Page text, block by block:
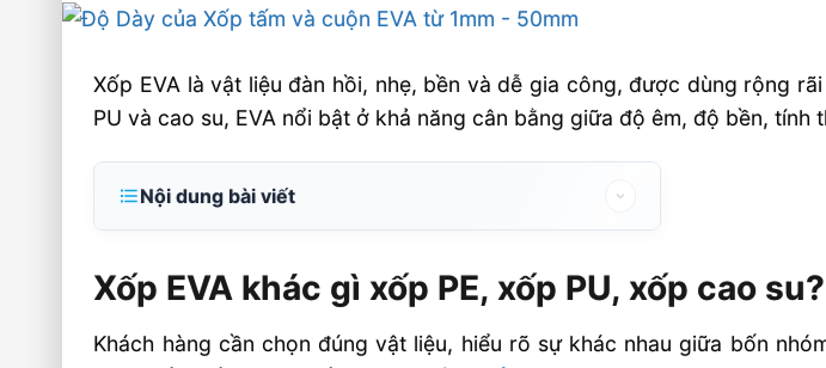
Xốp EVA là vật liệu đàn hồi, nhẹ, bền và dễ gia công, được dùng rộng
PU và cao su, EVA nổi bật ở khả năng cân bằng giữa độ êm, độ bền, tính
Nội dung bài viết
So sánh cấu tạo, độ đàn hồi và tính ứng dụng
Xốp EVA tại Âu Lạc
Xốp EVA khác gì xốp PE, xốp PU, xốp cao su?
Khách hàng cần chọn đúng vật liệu, hiểu rõ sự khác nhau giữa bốn